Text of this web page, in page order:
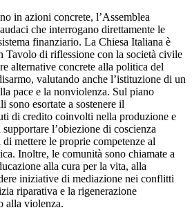
in azioni concrete, l’Assemblea
che interrogano direttamente le
finanziario. La Chiesa Italiana è
Tavolo di riflessione con la società civile
alternative concrete alla politica del
valutando anche l’istituzione di un
pace e la nonviolenza. Sul piano
sono esortate a sostenere il
di credito coinvolti nella produzione e
l’obiezione di coscienza
mettere le proprie competenze al
Inoltre, le comunità sono chiamate a
alla cura per la vita, alla
iniziative di mediazione nei conflitti
riparativa e la rigenerazione
alla violenza.